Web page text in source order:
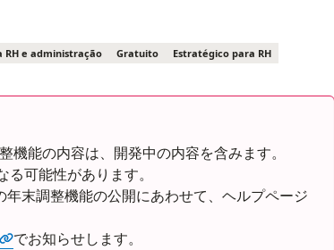
RH e administração Gratuito Estratégico para RH
能の内容は、開発中の内容を含みます。
可能性があります。
末調整機能の公開にあわせて、ヘルプページ
でお知らせします。